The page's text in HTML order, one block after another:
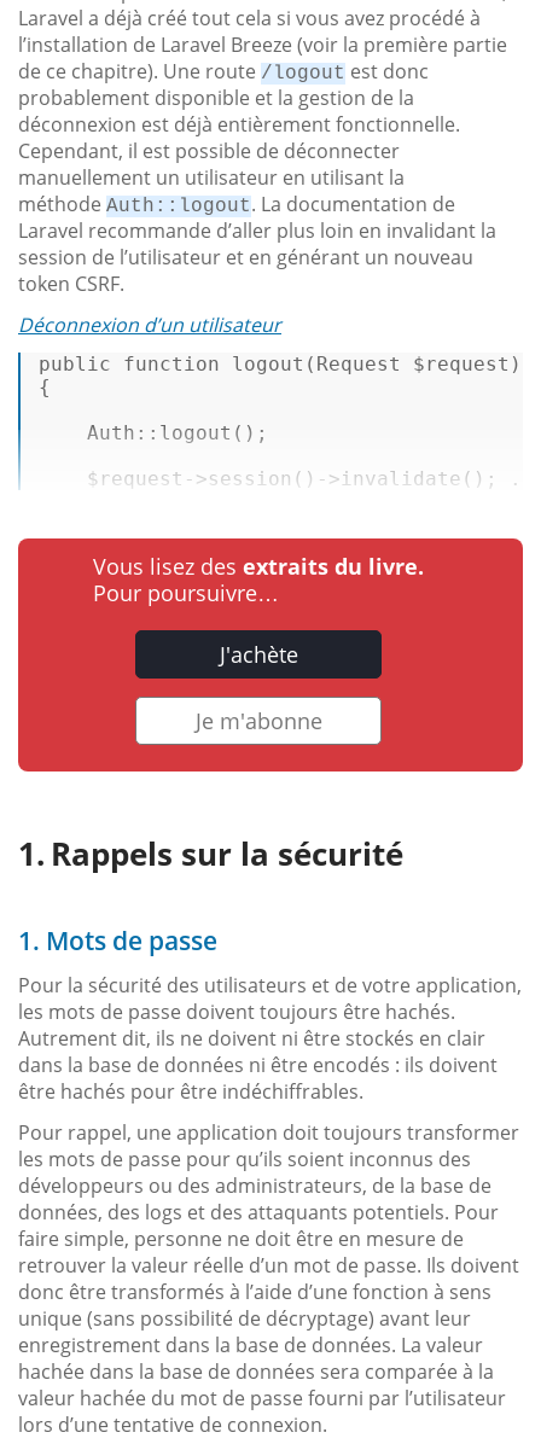
Laravel a déjà créé tout cela si vous avez procédé à
l’installation de Laravel Breeze (voir la première partie
de ce chapitre). Une route /logout est donc
probablement disponible et la gestion de la
déconnexion est déjà entièrement fonctionnelle.
Cependant, il est possible de déconnecter
manuellement un utilisateur en utilisant la
méthode Auth::logout. La documentation de
Laravel recommande d’aller plus loin en invalidant la
session de l’utilisateur et en générant un nouveau
token CSRF.
Déconnexion d’un utilisateur
public function logout (Request
{
Auth:: logout ();
$request ->session ()->invalidate ();
Vous lisez des extraits du livre.
Pour poursuivre…
J'achète
Je m'abonne
Rappels sur la sécurité
1. Mots de passe
Pour la sécurité des utilisateurs et de votre application,
les mots de passe doivent toujours être hachés.
Autrement dit, ils ne doivent ni être stockés en clair
dans la base de données ni être encodés : ils doivent
être hachés pour être indéchiffrables.
Pour rappel, une application doit toujours transformer
les mots de passe pour qu’ils soient inconnus des
développeurs ou des administrateurs, de la base de
données, des logs et des attaquants potentiels. Pour
faire simple, personne ne doit être en mesure de
retrouver la valeur réelle d’un mot de passe. Ils doivent
donc être transformés à l’aide d’une fonction à sens
unique (sans possibilité de décryptage) avant leur
enregistrement dans la base de données. La valeur
hachée dans la base de données sera comparée à la
valeur hachée du mot de passe fourni par l’utilisateur
lors d’une tentative de connexion.